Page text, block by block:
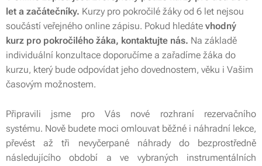
let a začátečníky. Kurzy pro pokročilé žáky od 6 let nejsou
součástí veřejného online zápisu. Pokud hledáte vhodný
kurz pro pokročilého žáka, kontaktujte nás. Na základě
individuální konzultace doporučíme a zařadíme žáka do
kurzu, který bude odpovídat jeho dovednostem, věku i Vašim
časovým možnostem.
Připravili jsme pro Vás nové rozhraní rezervačního
systému. Nově budete moci omlouvat běžné i náhradní lekce,
převést až tři nevyčerpané náhrady do bezprostředně
následujícího období a ve vybraných instrumentálních